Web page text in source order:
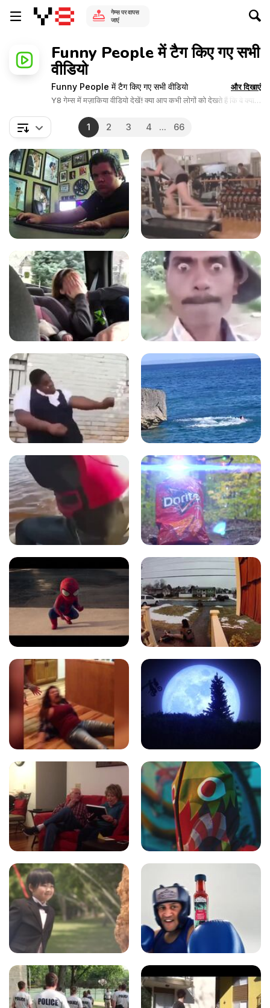
गेम्स पर वापस
जाएं
Funny People में टैग किए गए सभी
वीडियो
Funny People में टैग किए गए सभी वीडियो
Y8 गेम्स में मज़ाकिया वीडियो देखें! क्या आप कभी लोगों को देखते हैं कि वे क्या
का एक बड़ा सेलेक्शन है। इंटरनेट लोगों की हास्यजनक चीजों से भरा पड़ा है,
उन्हें यहां देखें।
और दिखाएं
1 2 3 4 ... 66